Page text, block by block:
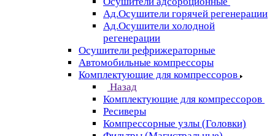
Ад.Осушители горячей регенерации
Ад.Осушители холодной
регенерации
Осушители рефрижераторные
Автомобильные компрессоры
Комплектующие для компрессоров
Назад
Комплектующие для компрессоров
Ресиверы
Компрессорные узлы (Головки)